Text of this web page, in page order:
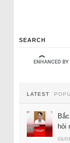
SEARCH
LATEST
hỏi
08/